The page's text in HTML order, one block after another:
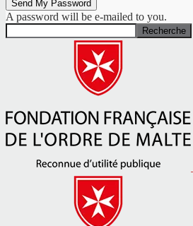
A password will be e-mailed to you.